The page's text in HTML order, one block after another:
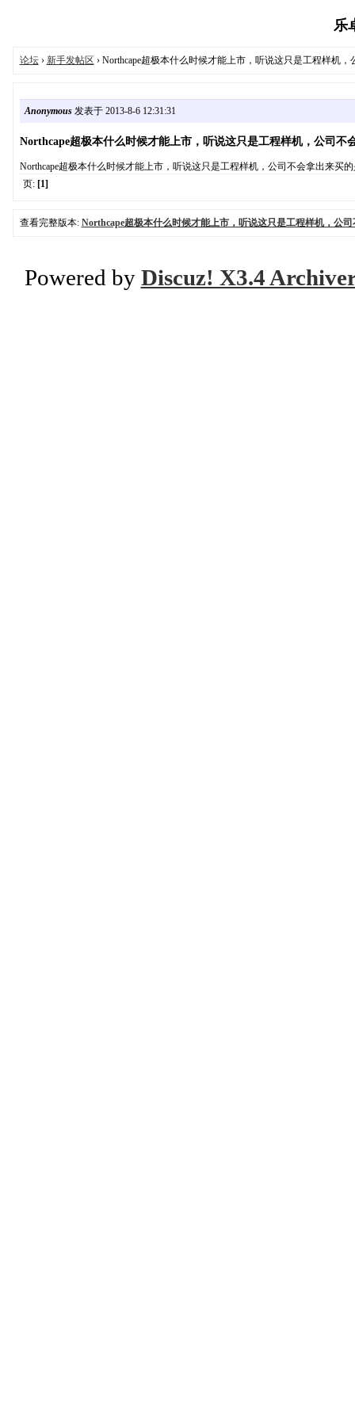
乐
论坛› 新手发帖区 › Northcape超极本什么时候才能上市，听说这只是工程样机
Anonymous发表于 2013-8-6 12:31:31
Northcape超极本什么时候才能上市，听说这只是工程样机，公司不
Northcape超极本什么时候才能上市，听说这只是工程样机，公司不会拿出来买
页: [1]
查看完整版本: Northcape超极本什么时候才能上市，听说这只是工程样机，公
Powered by Discuz! X3.4